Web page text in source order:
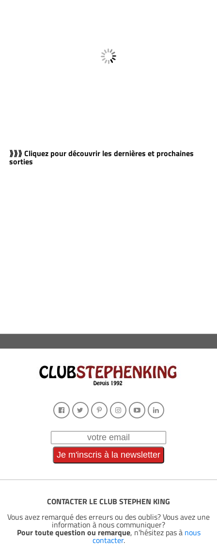
⟫⟫⟫ Cliquez pour découvrir les dernières et prochaines
sorties
CONTACTER LE CLUB STEPHEN KING
Vous avez remarqué des erreurs ou des oublis? Vous avez une
information à nous communiquer?
Pour toute question ou remarque, n'hésitez pas à nous
contacter.